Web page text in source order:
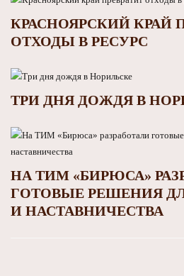
КРАСНОЯРСКИЙ КРАЙ
ОТХОДЫ В РЕСУРС
ТРИ ДНЯ ДОЖДЯ В
НА ТИМ «БИРЮСА»
ГОТОВЫЕ РЕШЕНИЯ
И НАСТАВНИЧЕСТВА